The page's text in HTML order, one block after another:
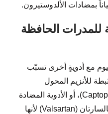
بمضادات الألدوستيرون.
للمدرات الحافظة
مع أدويةٍ أخرى تسبّب
للأنزيم المحول
للأنجيوتنسين، مثل: الكابتوبريل (Captopril)، أو الأدوية المضادة
لمستقبلات الأنجيوتنسين، مثل: الفالسارتان (Valsartan) لأنها